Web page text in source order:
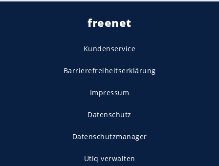
freenet
Kundenservice
Barrierefreiheitserklärung
Impressum
Datenschutz
Datenschutzmanager
Utiq verwalten